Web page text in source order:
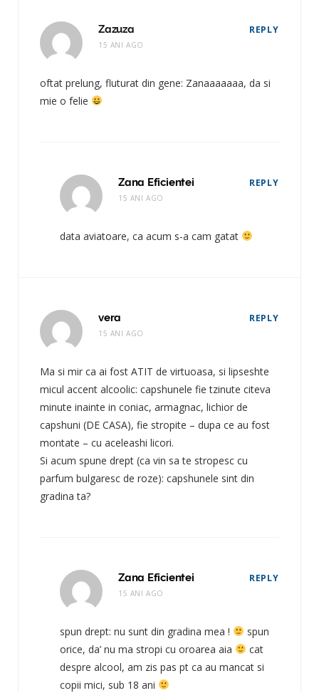
Zazuza
15 ANI AGO
REPLY
oftat prelung, fluturat din gene: Zanaaaaaaa, da si
mie o felie
Zana Eficientei
15 ANI AGO
REPLY
data aviatoare, ca acum s-a cam gatat
vera
15 ANI AGO
REPLY
Ma si mir ca ai fost ATIT de virtuoasa, si lipseshte
micul accent alcoolic: capshunele fie tzinute citeva
minute inainte in coniac, armagnac, lichior de
capshuni (DE CASA), fie stropite – dupa ce au fost
montate – cu aceleashi licori.
Si acum spune drept (ca vin sa te stropesc cu
parfum bulgaresc de roze): capshunele sint din
gradina ta?
Zana Eficientei
15 ANI AGO
REPLY
spun drept: nu sunt din gradina mea !
spun
orice, da’ nu ma stropi cu oroarea aia
cat
despre alcool, am zis pas pt ca au mancat si
copii mici, sub 18 ani